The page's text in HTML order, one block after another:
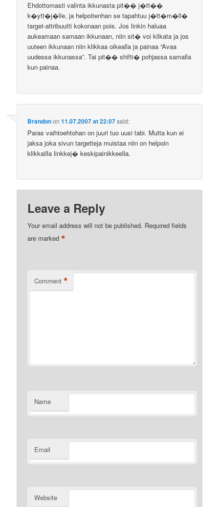
Ehdottomasti valinta ikkunasta pit�� j�tt��
k�ytt�j�lle, ja helpoitenhan se tapahtuu j�tt�m�ll�
target-attribuutti kokonaan pois. Jos linkin haluaa
aukeamaan samaan ikkunaan, niin sit� voi klikata ja jos
uuteen ikkunaan niin klikkaa oikealla ja painaa “Avaa
uudessa ikkunassa”. Tai pit�� shifti� pohjassa samalla
kun painaa.
Brandonon11.07.2007 at 22:07said:
Paras vaihtoehtohan on juuri tuo uusi tabi. Mutta kun ei
jaksa joka sivun targetteja muistaa niin on helpoin
klikkailla linkkej� keskipainikkeella.
Leave a Reply
Your email address will not be published. Required fields
are marked*
Comment *
Name
Email
Website